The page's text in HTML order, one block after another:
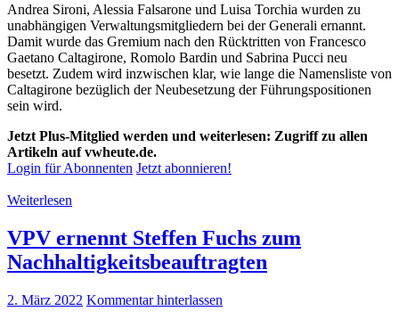
Andrea Sironi, Alessia Falsarone und Luisa Torchia wurden zu
unabhängigen Verwaltungsmitgliedern bei der Generali ernannt.
Damit wurde das Gremium nach den Rücktritten von Francesco
Gaetano Caltagirone, Romolo Bardin und Sabrina Pucci neu
besetzt. Zudem wird inzwischen klar, wie lange die Namensliste von
Caltagirone bezüglich der Neubesetzung der Führungspositionen
sein wird.
Jetzt Plus-Mitglied werden und weiterlesen: Zugriff zu allen
Artikeln auf vwheute.de.
Login für Abonnenten Jetzt abonnieren!
Weiterlesen
VPV ernennt Steffen Fuchs zum
Nachhaltigkeitsbeauftragten
2. März 2022 Kommentar hinterlassen